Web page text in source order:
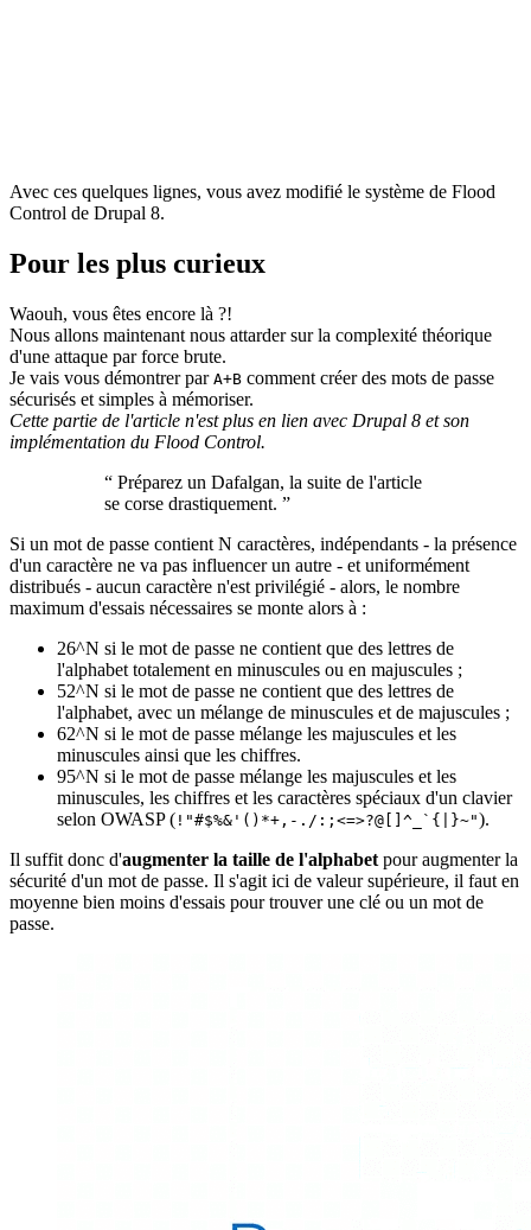
Avec ces quelques lignes, vous avez modifié le système de Flood
Control de Drupal 8.
Pour les plus curieux
Waouh, vous êtes encore là ?!
Nous allons maintenant nous attarder sur la complexité théorique
d'une attaque par force brute.
Je vais vous démontrer par A+B comment créer des mots de passe
sécurisés et simples à mémoriser.
Cette partie de l'article n'est plus en lien avec Drupal 8 et son
implémentation du Flood Control.
“ Préparez un Dafalgan, la suite de l'article
se corse drastiquement. ”
Si un mot de passe contient N caractères, indépendants - la présence
d'un caractère ne va pas influencer un autre - et uniformément
distribués - aucun caractère n'est privilégié - alors, le nombre
maximum d'essais nécessaires se monte alors à :
26^N si le mot de passe ne contient que des lettres de
l'alphabet totalement en minuscules ou en majuscules ;
52^N si le mot de passe ne contient que des lettres de
l'alphabet, avec un mélange de minuscules et de majuscules ;
62^N si le mot de passe mélange les majuscules et les
minuscules ainsi que les chiffres.
95^N si le mot de passe mélange les majuscules et les
minuscules, les chiffres et les caractères spéciaux d'un clavier
selon OWASP ( !"#$%&'()*+,-./:;<=>?@[]^_`{|}~").
Il suffit donc d'augmenter la taille de l'alphabet pour augmenter la
sécurité d'un mot de passe. Il s'agit ici de valeur supérieure, il faut en
moyenne bien moins d'essais pour trouver une clé ou un mot de
passe.